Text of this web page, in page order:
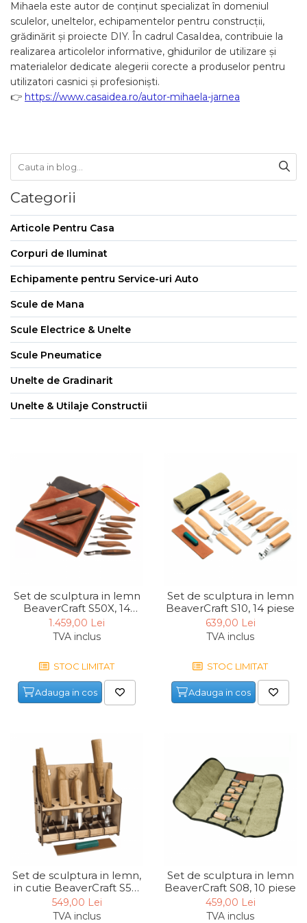
Purificatoare de aer
Scule Pneumatice
Set Pneumatic & Truse
Unelte Pneumatice
Pistol de vopsit
Slefuitor Pneumatic
Ciocan Pneumatic
Pistol de Umflat Cauciucuri
Bormasina Pneumatica
Pistol Pneumatic Pentru
Popnituri
Pistol de Antifonat
Pistol Pneumatic Pentru
Silicon
Surubelnita pneumatica si
pistol pneumatic de insurubat
Accesorii Scule Pneumatice
Unelte de Gradinarit
Pompa Apa Gradina
Motocoasa si coasa
Gradina
Fierastraie de Mana
Foarfece Gradina
Foarfece Electrice
Aspiratoare & Suflante
Dispozitiv de Batut Stalpi
Freze de Zapada
Masina Tuns Gard Viu
Tocatoare Crengi
Masina de Maturat
Pulverizatoare
Trimmere Iarba & Gazon
Motosape
Mihaela este autor de conținut specializat în domeniul
sculelor, uneltelor, echipamentelor pentru construcții,
grădinărit și proiecte DIY. În cadrul CasaIdea, contribuie la
realizarea articolelor informative, ghidurilor de utilizare și
materialelor dedicate alegerii corecte a produselor pentru
utilizatori casnici și profesioniști.
👉 https://www.casaidea.ro/autor-mihaela-jarnea
Categorii
Articole Pentru Casa
Corpuri de Iluminat
Echipamente pentru Service-uri Auto
Scule de Mana
Scule Electrice & Unelte
Scule Pneumatice
Unelte de Gradinarit
Unelte & Utilaje Constructii
Set de sculptura in lemn
BeaverCraft S50X, 14
piese, plus rucsac din
piele
1.459,00 Lei
TVA inclus
STOC LIMITAT
Adauga in cos
Set de sculptura in lemn
BeaverCraft S10, 14 piese
639,00 Lei
TVA inclus
STOC LIMITAT
Adauga in cos
Set de sculptura in lemn,
in cutie BeaverCraft S53,
13 piese
549,00 Lei
TVA inclus
Set de sculptura in lemn
BeaverCraft S08, 10 piese
459,00 Lei
TVA inclus